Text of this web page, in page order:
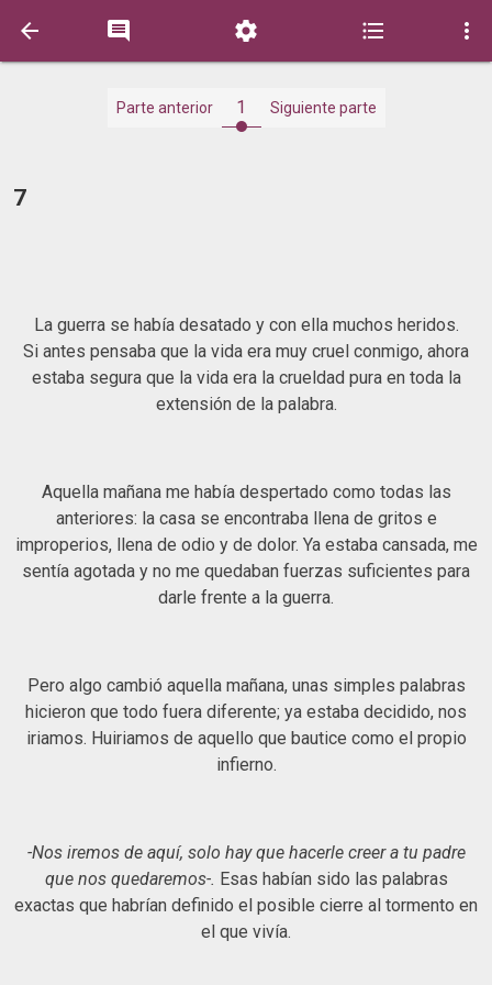
    
Parte anterior 1 Siguiente parte
7
La guerra se había desatado y con ella muchos heridos.
Si antes pensaba que la vida era muy cruel conmigo, ahora
estaba segura que la vida era la crueldad pura en toda la
extensión de la palabra.
Aquella mañana me había despertado como todas las
anteriores: la casa se encontraba llena de gritos e
improperios, llena de odio y de dolor. Ya estaba cansada, me
sentía agotada y no me quedaban fuerzas suficientes para
darle frente a la guerra.
Pero algo cambió aquella mañana, unas simples palabras
hicieron que todo fuera diferente; ya estaba decidido, nos
iriamos. Huiriamos de aquello que bautice como el propio
infierno.
-Nos iremos de aquí, solo hay que hacerle creer a tu padre
que nos quedaremos-. Esas habían sido las palabras
exactas que habrían definido el posible cierre al tormento en
el que vivía.